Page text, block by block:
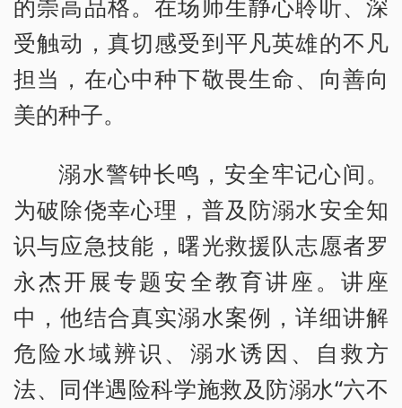
的崇高品格。在场师生静心聆听、深
受触动，真切感受到平凡英雄的不凡
担当，在心中种下敬畏生命、向善向
美的种子。
溺水警钟长鸣，安全牢记心间。
为破除侥幸心理，普及防溺水安全知
识与应急技能，曙光救援队志愿者罗
永杰开展专题安全教育讲座。讲座
中，他结合真实溺水案例，详细讲解
危险水域辨识、溺水诱因、自救方
法、同伴遇险科学施救及防溺水“六不